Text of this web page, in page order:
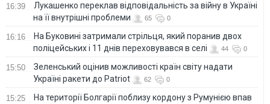
16:39
Лукашенко переклав відповідальність за війну в Україні
на її внутрішні проблеми
65 0
16:16
На Буковині затримали стрільця, який поранив двох
поліцейських і 11 днів переховувався в селі
44 0
15:50
Зеленський оцінив можливості країн світу надати
Україні ракети до Patriot
62 0
15:25
На території Болгарії поблизу кордону з Румунією впав